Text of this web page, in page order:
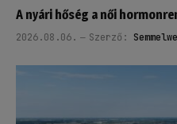
A nyári hőség a női
2026.08.06. Szerző: